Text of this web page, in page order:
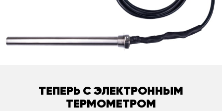
ТЕПЕРЬ С ЭЛЕКТРОННЫМ
ТЕРМОМЕТРОМ